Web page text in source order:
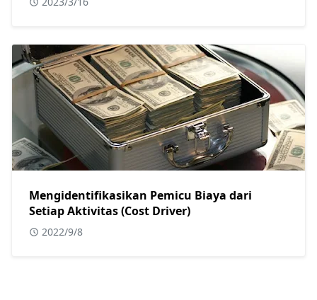
Mengidentifikasikan Pemicu Biaya dari
Setiap Aktivitas (Cost Driver)
2022/9/8